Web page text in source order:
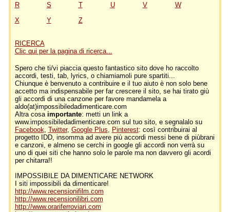
R
S T U V
W
X
Y Z
RICERCA
Clic qui per la pagina di ricerca...
Spero che ti/vi piaccia questo fantastico sito dove ho raccolto
accordi, testi, tab, lyrics, o chiamiamoli pure spartiti...
Chiunque è benvenuto a contribuire e il tuo aiuto è non solo bene
accetto ma indispensabile per far crescere il sito, se hai tirato giù
gli accordi di una canzone per favore mandamela a
aldo(at)impossibiledadimenticare.com
Altra cosa importante: metti un link a
www.impossibiledadimenticare.com sul tuo sito, e segnalalo su
Facebook, Twitter, Google Plus, Pinterest: così contribuirai al
progetto IDD, insomma ad avere più accordi messi bene di piùbrani
e canzoni, e almeno se cerchi in google gli accordi non verrà su
uno di quei siti che hanno solo le parole ma non davvero gli acordi
per chitarra!!
IMPOSSIBILE DA DIMENTICARE NETWORK
I siti impossibili da dimenticare!
http://www.recensionifilm.com
http://www.recensionilibri.com
http://www.orariferroviari.com